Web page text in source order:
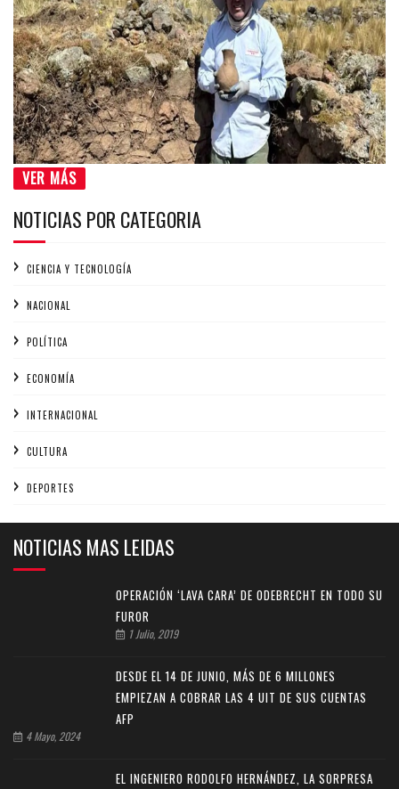
VER MÁS
NOTICIAS POR CATEGORIA
CIENCIA Y TECNOLOGÍA
NACIONAL
POLÍTICA
ECONOMÍA
INTERNACIONAL
CULTURA
DEPORTES
NOTICIAS MAS LEIDAS
OPERACIÓN ‘LAVA CARA’ DE ODEBRECHT EN TODO SU
FUROR
1 Julio, 2019
DESDE EL 14 DE JUNIO, MÁS DE 6 MILLONES
EMPIEZAN A COBRAR LAS 4 UIT DE SUS CUENTAS
AFP
4 Mayo, 2024
EL INGENIERO RODOLFO HERNÁNDEZ, LA SORPRESA